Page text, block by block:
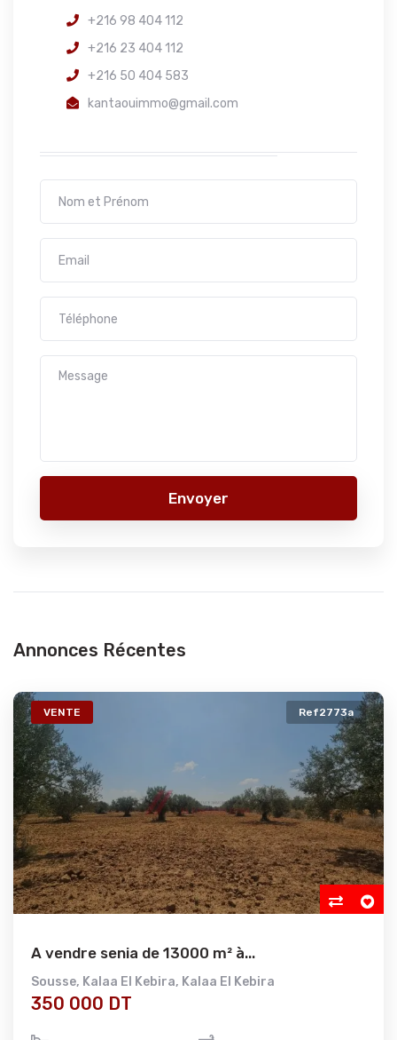
+216 98 404 112
+216 23 404 112
+216 50 404 583
kantaouimmo@gmail.com
Envoyer
Annonces Récentes
VENTE Ref2773a
A vendre senia de 13000 m² à...
Sousse, Kalaa El Kebira, Kalaa El Kebira
350 000 DT